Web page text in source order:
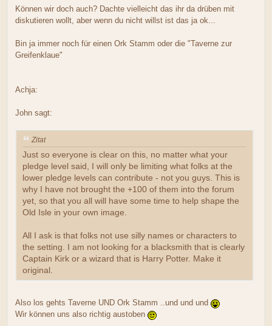
Können wir doch auch? Dachte vielleicht das ihr da drüben mit
diskutieren wollt, aber wenn du nicht willst ist das ja ok...
Bin ja immer noch für einen Ork Stamm oder die "Taverne zur
Greifenklaue"
Achja:
John sagt:
Zitat
Just so everyone is clear on this, no matter what your
pledge level said, I will only be limiting what folks at the
lower pledge levels can contribute - not you guys. This is
why I have not brought the +100 of them into the forum
yet, so that you all will have some time to help shape the
Old Isle in your own image.
All I ask is that folks not use silly names or characters to
the setting. I am not looking for a blacksmith that is clearly
Captain Kirk or a wizard that is Harry Potter. Make it
original.
Also los gehts Taverne UND Ork Stamm ..und und und
Wir können uns also richtig austoben